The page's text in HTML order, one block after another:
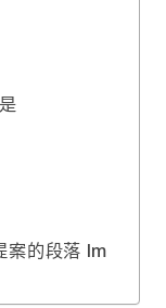
案的段落 lm